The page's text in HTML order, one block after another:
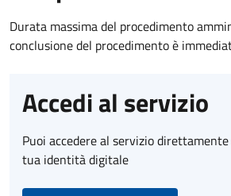
Durata massima del procedimento
conclusione del procedimento è
Accedi al servizio
Puoi accedere al servizio
tua identità digitale